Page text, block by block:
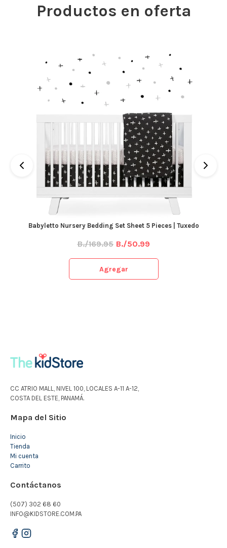
Productos en oferta
Babyletto Nursery Bedding Set Sheet 5 Pieces | Tuxedo
B./169.95 B./50.99
Agregar
CC ATRIO MALL, NIVEL 100, LOCALES A-11 A-12,
COSTA DEL ESTE, PANAMÁ.
Mapa del Sitio
Inicio
Tienda
Mi cuenta
Carrito
Contáctanos
(507) 302 68 60
INFO@KIDSTORE.COM.PA